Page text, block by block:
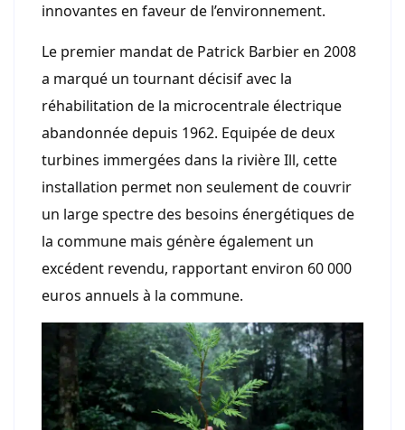
innovantes en faveur de l’environnement.
Le premier mandat de Patrick Barbier en 2008
a marqué un tournant décisif avec la
réhabilitation de la microcentrale électrique
abandonnée depuis 1962. Equipée de deux
turbines immergées dans la rivière Ill, cette
installation permet non seulement de couvrir
un large spectre des besoins énergétiques de
la commune mais génère également un
excédent revendu, rapportant environ 60 000
euros annuels à la commune.